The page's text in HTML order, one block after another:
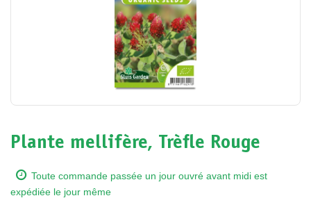
Plante mellifère, Trèfle Rouge
Toute commande passée un jour ouvré avant midi est
expédiée le jour même